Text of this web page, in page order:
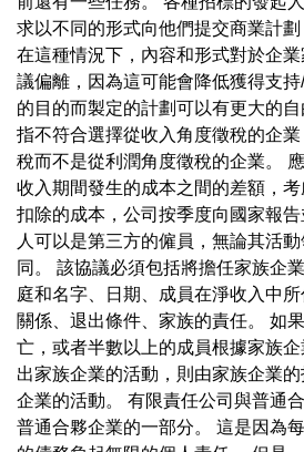
求以不同的形式向他們提交商業計劃
在這種情況下，內容和形式對於企
議偏離，因為這可能會降低獲得支
的目的而製定的計劃可以有更大的
指不符合選擇從收入角度徵稅的企
稅而不是從利潤角度徵稅的企業。
收入期間發生的成本之間的差額，
扣除的成本，公司按季度向國家報
人可以是第三方的僱員，無論其活
同。 該協議必須包括將擔任家族企
庭和名字、日期、成員在淨收入中
關係、退出條件、家族的責任。 如
亡，或者半數以上的成員根據家族
出家族企業的活動，則由家族企業
企業的活動。 有限責任公司與普通
普通合夥企業的一部分。 這是因為